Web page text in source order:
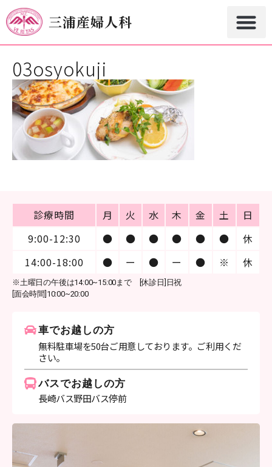
三浦産婦人科
03osyokuji
診療時間 月 火 水 木 金 土
日
9:00-12:30
● ● ● ● ● ●
休
14:00-18:00
● ー ● ー ● ※ 休
※土曜日の午後は14:00~15:00まで [休診日]日祝
[面会時間]10:00~20:00
車でお越しの方
無料駐車場を50台ご用意しております。ご利用くだ
さい。
バスでお越しの方
長崎バス野田バス停前